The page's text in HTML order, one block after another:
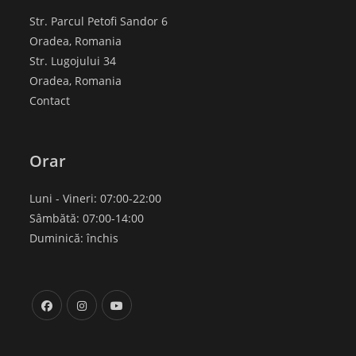
Str. Parcul Petofi Sandor 6
Oradea, Romania
Str. Lugojului 34
Oradea, Romania
Contact
Orar
Luni - Vineri: 07:00-22:00
Sâmbătă: 07:00-14:00
Duminică: închis